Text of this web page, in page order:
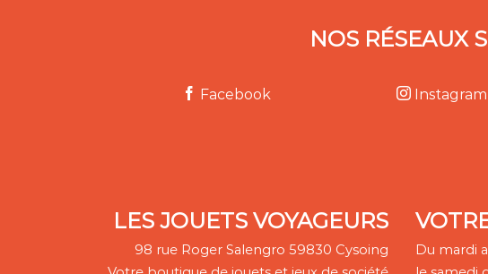
NOS RÉSEAUX
Facebook Instagram
LES JOUETS VOYAGEURS
98 rue Roger Salengro 59830 Cysoing
Du mardi